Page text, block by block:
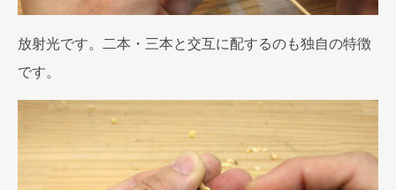
放射光です。二本・三本と交互に配するのも独自の特徴
です。